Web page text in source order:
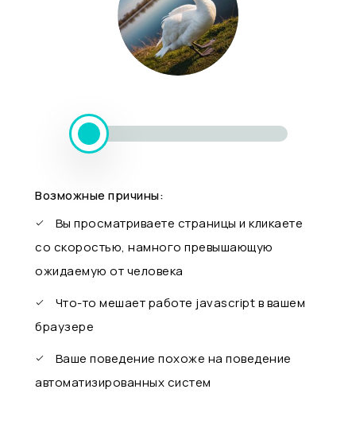
Возможные причины:
Вы просматриваете страницы и кликаете
со скоростью, намного превышающую
ожидаемую от человека
Что-то мешает работе javascript в вашем
браузере
Ваше поведение похоже на поведение
автоматизированных систем